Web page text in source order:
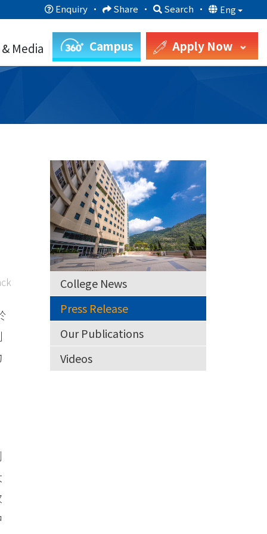
Enquiry · Share · Search · Eng
Media Campus Apply Now
College News
Press Release
Our Publications
Videos